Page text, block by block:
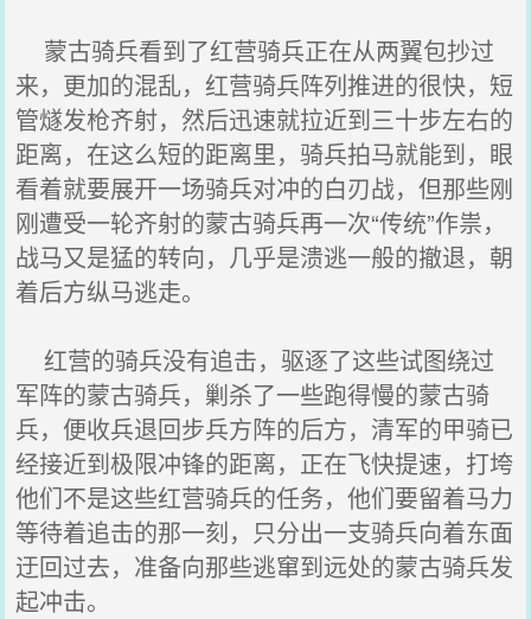
蒙古骑兵看到了红营骑兵正在从两翼包抄过
来，更加的混乱，红营骑兵阵列推进的很快，短
管燧发枪齐射，然后迅速就拉近到三十步左右的
距离，在这么短的距离里，骑兵拍马就能到，眼
看着就要展开一场骑兵对冲的白刃战，但那些刚
刚遭受一轮齐射的蒙古骑兵再一次“传统”作祟，
战马又是猛的转向，几乎是溃逃一般的撤退，朝
着后方纵马逃走。
红营的骑兵没有追击，驱逐了这些试图绕过
军阵的蒙古骑兵，剿杀了一些跑得慢的蒙古骑
兵，便收兵退回步兵方阵的后方，清军的甲骑已
经接近到极限冲锋的距离，正在飞快提速，打垮
他们不是这些红营骑兵的任务，他们要留着马力
等待着追击的那一刻，只分出一支骑兵向着东面
迂回过去，准备向那些逃窜到远处的蒙古骑兵发
起冲击。